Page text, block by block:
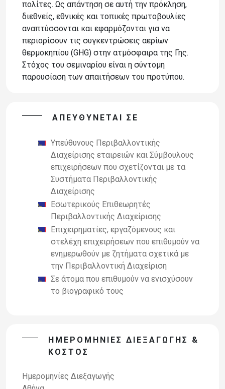
πολίτες. Ως απάντηση σε αυτή την πρόκληση,
διεθνείς, εθνικές και τοπικές πρωτοβουλίες
αναπτύσσονται και εφαρμόζονται για να
περιορίσουν τις συγκεντρώσεις αερίων
θερμοκηπίου (GHG) στην ατμόσφαιρα της Γης.
Στόχος του σεμιναρίου είναι η σύντομη
παρουσίαση των απαιτήσεων του προτύπου.
ΑΠΕΥΘΎΝΕΤΑΙ ΣΕ
Υπεύθυνους Περιβαλλοντικής
Διαχείρισης εταιρειών και Σύμβουλους
επιχειρήσεων που σχετίζονται με τα
Συστήματα Περιβαλλοντικής
Διαχείρισης
Εσωτερικούς Επιθεωρητές
Περιβαλλοντικής Διαχείρισης
Επιχειρηματίες, εργαζόμενους και
στελέχη επιχειρήσεων που επιθυμούν να
ενημερωθούν με ζητήματα σχετικά με
την Περιβαλλοντική Διαχείριση
Σε άτομα που επιθυμούν να ενισχύσουν
το βιογραφικό τους
ΗΜΕΡΟΜΗΝΊΕΣ ΔΙΕΞΑΓΩΓΉΣ &
ΚΌΣΤΟΣ
Ημερομηνίες Διεξαγωγής